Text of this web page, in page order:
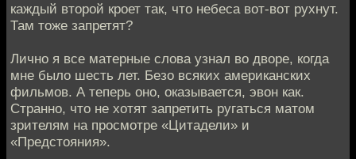
каждый второй кроет так, что небеса вот-вот рухнут.
Там тоже запретят?
Лично я все матерные слова узнал во дворе, когда
мне было шесть лет. Безо всяких американских
фильмов. А теперь оно, оказывается, эвон как.
Странно, что не хотят запретить ругаться матом
зрителям на просмотре «Цитадели» и
«Предстояния».